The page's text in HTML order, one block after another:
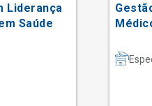
Liderança
Saúde